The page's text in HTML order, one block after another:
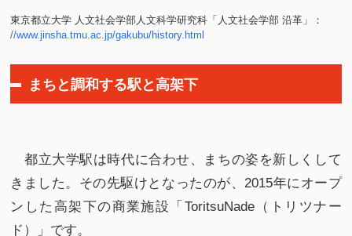
東京都立大学 人文社会学部人文科学研究科「人文社会学部 沿革」：
//www.jinsha.tmu.ac.jp/gakubu/history.html
まちと調和する駅と高架下
都立大学駅は時代に合わせ、まちの姿を新しくして
きました。その先駆けとなったのが、2015年にオープ
ンした高架下の商業施設「ToritsuNade（トリツナー
ド）」です。